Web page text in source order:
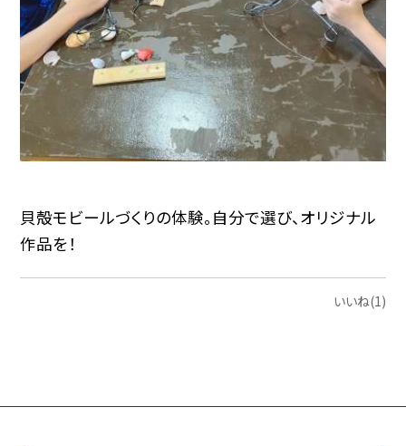
貝殻モビールづくりの体験。自分で選び、オリジナル
作品を！
いいね(1)